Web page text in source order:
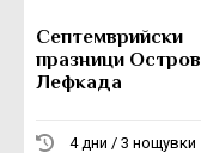
Септемврийски
празници Остров
Лефкада
4 дни / 3 нощувки